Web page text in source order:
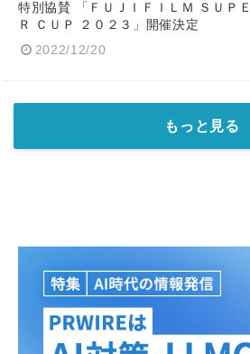
特別協賛 「ＦＵＪＩＦＩＬＭ ＳＵＰＥ
Ｒ ＣＵＰ ２０２３」開催決定
2022/12/20
もっと見る